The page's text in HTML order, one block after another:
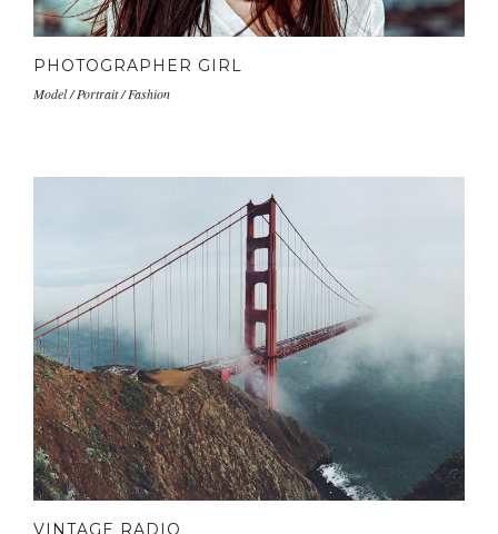
PHOTOGRAPHER GIRL
Model / Portrait / Fashion
VINTAGE RADIO